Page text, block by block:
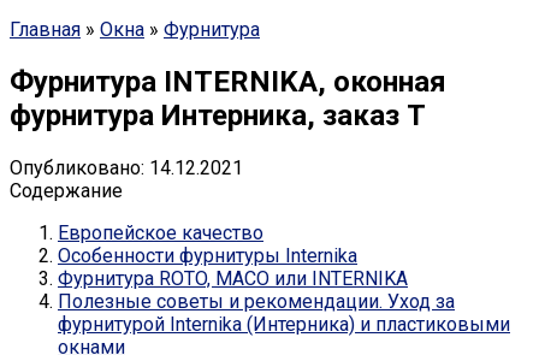
Главная » Окна » Фурнитура
Фурнитура INTERNIKA, оконная
фурнитура Интерника, заказ Т
Опубликовано: 14.12.2021
Содержание
Европейское качество
Особенности фурнитуры Internika
Фурнитура ROTO, MACO или INTERNIKA
Полезные советы и рекомендации. Уход за
фурнитурой Internika (Интерника) и пластиковыми
окнами